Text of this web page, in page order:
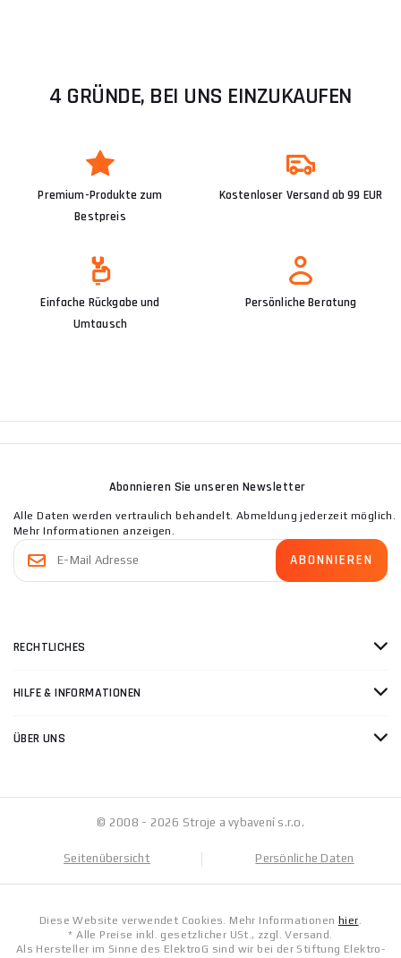
4 GRÜNDE, BEI UNS EINZUKAUFEN
Premium-Produkte zum
Bestpreis
Kostenloser Versand ab 99 EUR
Einfache Rückgabe und
Umtausch
Persönliche Beratung
Abonnieren Sie unseren Newsletter
Alle Daten werden vertraulich behandelt. Abmeldung jederzeit möglich.
Mehr Informationen anzeigen.
RECHTLICHES
HILFE & INFORMATIONEN
ÜBER UNS
© 2008 - 2026 Stroje a vybavení s.r.o.
Seitenübersicht Persönliche Daten
Diese Website verwendet Cookies. Mehr Informationen hier
* Alle Preise inkl. gesetzlicher USt., zzgl. Versand.
Als Hersteller im Sinne des ElektroG sind wir bei der Stiftung Elektro-